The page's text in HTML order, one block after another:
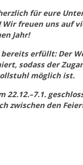
für eure
Wir freuen uns auf
Jahr!
erfüllt: Der
sodass der
möglich ist.
22.12.–7.1.
zwischen den